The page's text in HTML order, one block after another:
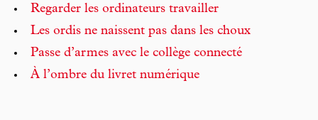
Regarder les ordinateurs travailler
Les ordis ne naissent pas dans les choux
Passe d’armes avec le collège connecté
À l’ombre du livret numérique